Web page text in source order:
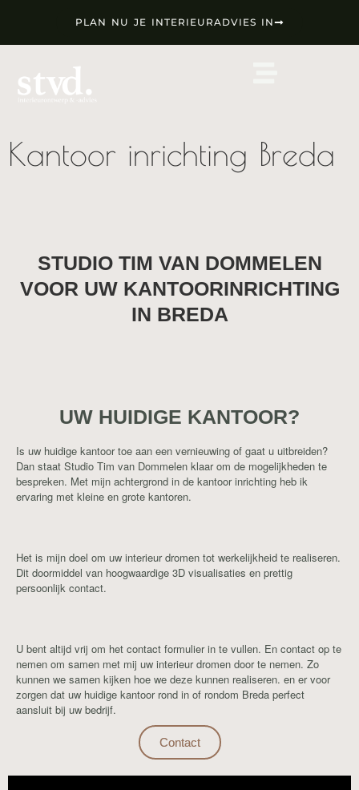
PLAN NU JE INTERIEURADVIES IN
Kantoor inrichting Breda
STUDIO TIM VAN DOMMELEN
VOOR UW KANTOORINRICHTING
IN BREDA
UW HUIDIGE KANTOOR?
Is uw huidige kantoor toe aan een vernieuwing of gaat u uitbreiden?
Dan staat Studio Tim van Dommelen klaar om de mogelijkheden te
bespreken. Met mijn achtergrond in de kantoor inrichting heb ik
ervaring met kleine en grote kantoren.
Het is mijn doel om uw interieur dromen tot werkelijkheid te realiseren.
Dit doormiddel van hoogwaardige 3D visualisaties en prettig
persoonlijk contact.
U bent altijd vrij om het contact formulier in te vullen. En contact op te
nemen om samen met mij uw interieur dromen door te nemen. Zo
kunnen we samen kijken hoe we deze kunnen realiseren. en er voor
zorgen dat uw huidige kantoor rond in of rondom Breda perfect
aansluit bij uw bedrijf.
Contact